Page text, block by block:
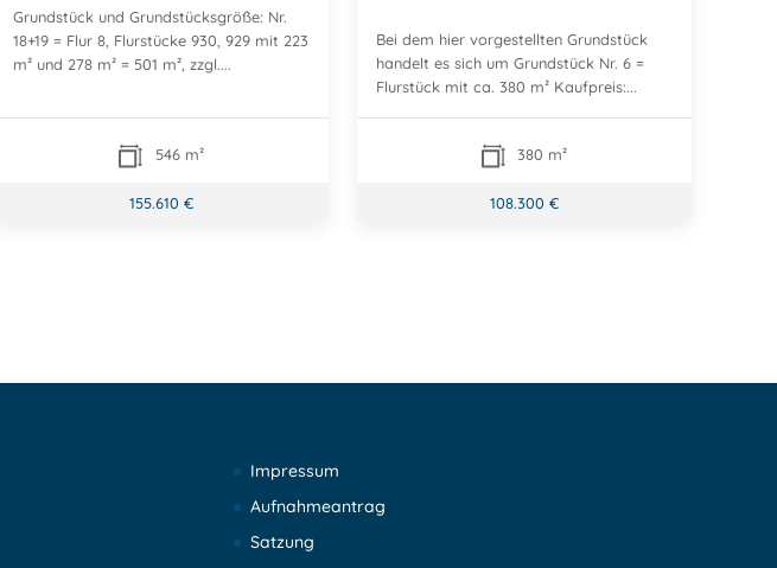
Grundstück und Grundstücksgröße: Nr.
18+19 = Flur 8, Flurstücke 930, 929 mit 223
m² und 278 m² = 501 m², zzgl....
546 m²
155.610 €
Bei dem hier vorgestellten Grundstück
handelt es sich um Grundstück Nr. 6 =
Flurstück mit ca. 380 m² Kaufpreis:...
380 m²
108.300 €
Impressum
Aufnahmeantrag
Satzung